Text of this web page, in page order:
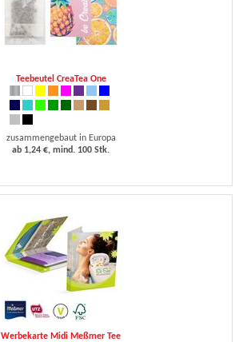
Teebeutel CreaTea One
zusammengebaut in Europa
ab 1,24 €, mind. 100 Stk.
Werbekarte Midi Meßmer Tee